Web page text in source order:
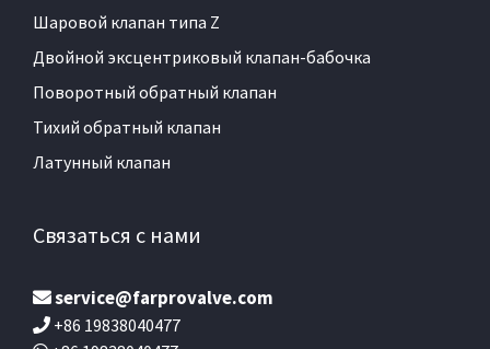
Шаровой клапан типа Z
Двойной эксцентриковый клапан-бабочка
Поворотный обратный клапан
Тихий обратный клапан
Латунный клапан
Связаться с нами
service@farprovalve.com
+86 19838040477